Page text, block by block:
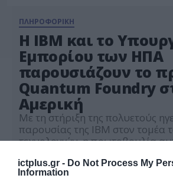
ictplus.gr - Do Not Process My
Information
ΠΛΗΡΟΦΟΡΙΚΗ
Η IBM και το
Εμπορίου των ΗΠΑ
παρουσιάζουν το
Quantum Foundry
Αμερική
Με τη στήριξη της πολυετούς
παρουσίας της IBM στον τομέα
τεχνολογιών, η πρωτοβουλία
επιταχύνει την αμερικανική
κβαντικό υπολογισμό και θα
παραγωγή προηγμένων